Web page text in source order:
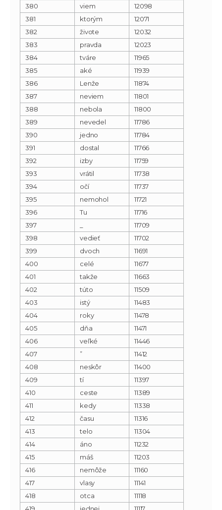
380
viem
12098
381
ktorým
12071
382
živote
12032
383
pravda
12023
384
tváre
11965
385
aké
11939
386
Lenže
11874
387
neviem
11801
388
nebola
11800
389
nevedel
11786
390
jedno
11784
391
dostal
11766
392
izby
11759
393
vrátil
11738
394
očí
11737
395
nemohol
11721
396
Tu
11716
397
11709
398
vedieť
11702
399
dvoch
11691
400
celé
11677
401
takže
11663
402
túto
11509
403
istý
11483
404
roky
11478
405
dňa
11471
406
veľké
11446
407
”
11412
408
neskôr
11400
409
tí
11397
410
ceste
11389
411
kedy
11338
412
času
11316
413
telo
11304
414
áno
11232
415
máš
11203
416
nemôže
11160
417
vlasy
11141
418
otca
11118
419
jednej 11117